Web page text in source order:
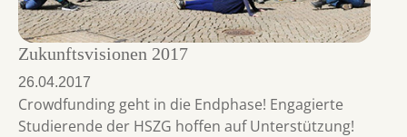
Zukunftsvisionen 2017
26.04.2017
Crowdfunding geht in die Endphase! Engagierte
Studierende der HSZG hoffen auf Unterstützung!